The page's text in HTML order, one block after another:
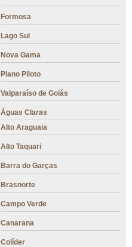
Formosa
Lago Sul
Nova Gama
Plano Piloto
Valparaíso de Goiás
Águas Claras
Alto Araguaia
Alto Taquari
Barra do Garças
Brasnorte
Campo Verde
Canarana
Colíder